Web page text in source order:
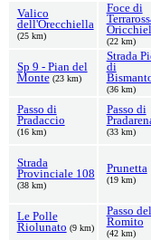
Valico
dell'Orecchiella
(25 km)
Foce di
(22 km)
Sp 9 - Pian del
Monte (23 km)
Strada
di
(36 km)
Passo di
Pradaccio
(16 km)
Passo di
(33 km)
Strada
Provinciale 108
(38 km)
Prunetta
(19 km)
Le Polle
Riolunato (9 km)
Passo del
Romito
(42 km)